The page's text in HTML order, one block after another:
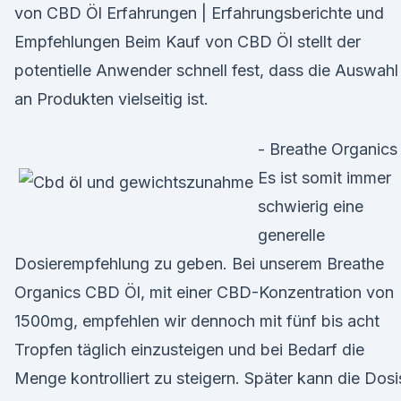
von CBD Öl Erfahrungen | Erfahrungsberichte und
Empfehlungen Beim Kauf von CBD Öl stellt der
potentielle Anwender schnell fest, dass die Auswahl
an Produkten vielseitig ist.
- Breathe Organics
Es ist somit immer
schwierig eine
generelle
Dosierempfehlung zu geben. Bei unserem Breathe
Organics CBD Öl, mit einer CBD-Konzentration von
1500mg, empfehlen wir dennoch mit fünf bis acht
Tropfen täglich einzusteigen und bei Bedarf die
Menge kontrolliert zu steigern. Später kann die